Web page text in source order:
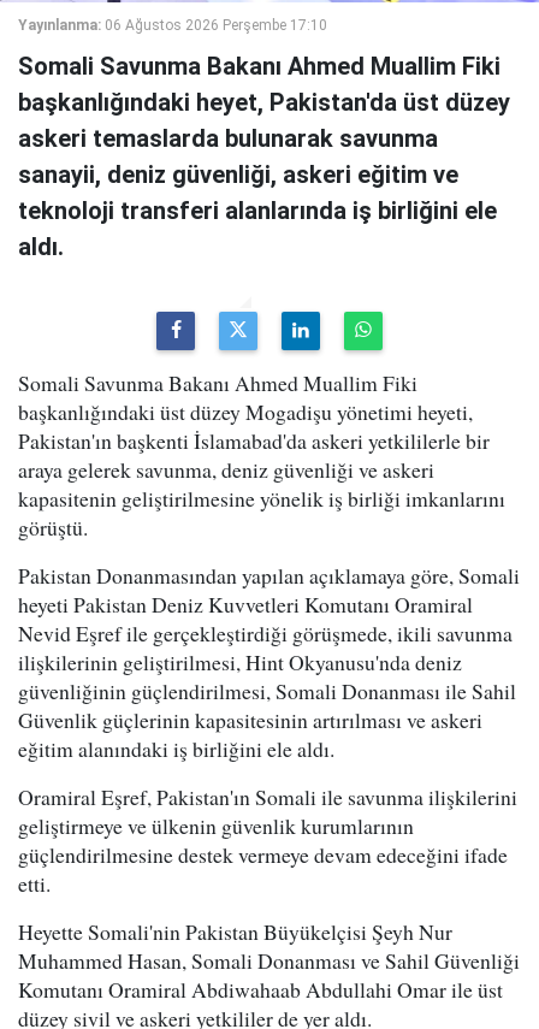
Yayınlanma: 06 Ağustos 2026 Perşembe 17:10
Somali Savunma Bakanı Ahmed Muallim Fiki
başkanlığındaki heyet, Pakistan'da üst düzey
askeri temaslarda bulunarak savunma
sanayii, deniz güvenliği, askeri eğitim ve
teknoloji transferi alanlarında iş birliğini ele
aldı.
Somali Savunma Bakanı Ahmed Muallim Fiki
başkanlığındaki üst düzey Mogadişu yönetimi heyeti,
Pakistan'ın başkenti İslamabad'da askeri yetkililerle bir
araya gelerek savunma, deniz güvenliği ve askeri
kapasitenin geliştirilmesine yönelik iş birliği imkanlarını
görüştü.
Pakistan Donanmasından yapılan açıklamaya göre, Somali
heyeti Pakistan Deniz Kuvvetleri Komutanı Oramiral
Nevid Eşref ile gerçekleştirdiği görüşmede, ikili savunma
ilişkilerinin geliştirilmesi, Hint Okyanusu'nda deniz
güvenliğinin güçlendirilmesi, Somali Donanması ile Sahil
Güvenlik güçlerinin kapasitesinin artırılması ve askeri
eğitim alanındaki iş birliğini ele aldı.
Oramiral Eşref, Pakistan'ın Somali ile savunma ilişkilerini
geliştirmeye ve ülkenin güvenlik kurumlarının
güçlendirilmesine destek vermeye devam edeceğini ifade
etti.
Heyette Somali'nin Pakistan Büyükelçisi Şeyh Nur
Muhammed Hasan, Somali Donanması ve Sahil Güvenliği
Komutanı Oramiral Abdiwahaab Abdullahi Omar ile üst
düzey sivil ve askeri yetkililer de yer aldı.